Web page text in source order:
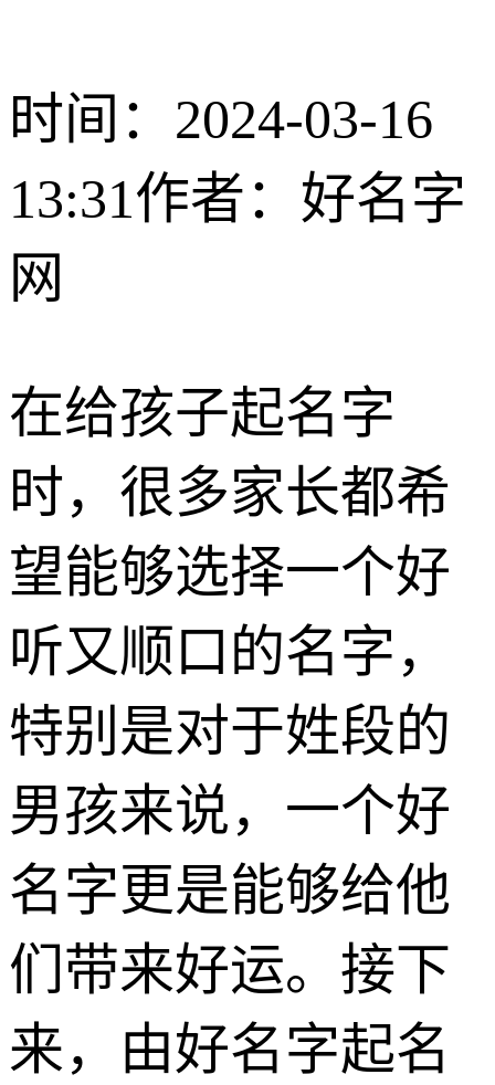
时间：2024-03-16
13:31作者：好名字
网
在给孩子起名字
时，很多家长都希
望能够选择一个好
听又顺口的名字，
特别是对于姓段的
男孩来说，一个好
名字更是能够给他
们带来好运。接下
来，由好名字起名